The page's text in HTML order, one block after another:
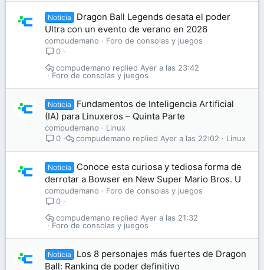
Noticia
Dragon Ball Legends desata el poder
Ultra con un evento de verano en 2026
compudemano
Foro de consolas y juegos
0
Foro de consolas y juegos
Ayer a las 23:42
compudemano
Noticia
Fundamentos de Inteligencia Artificial
(IA) para Linuxeros – Quinta Parte
compudemano
Linux
0
Linux
Ayer a las 22:02
compudemano
Noticia
Conoce esta curiosa y tediosa forma de
derrotar a Bowser en New Super Mario Bros. U
compudemano
Foro de consolas y juegos
0
Foro de consolas y juegos
Ayer a las 21:32
compudemano
Noticia
Los 8 personajes más fuertes de Dragon
Ball: Ranking de poder definitivo